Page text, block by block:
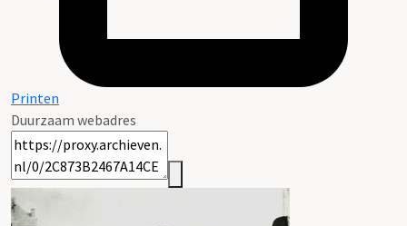
Printen
Duurzaam webadres